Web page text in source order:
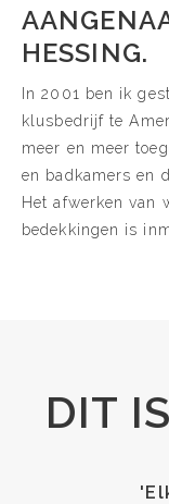
HESSING.
In 2001 ben ik
klusbedrijf te
meer en meer
en badkamers en
Het afwerken van
bedekkingen is
DIT